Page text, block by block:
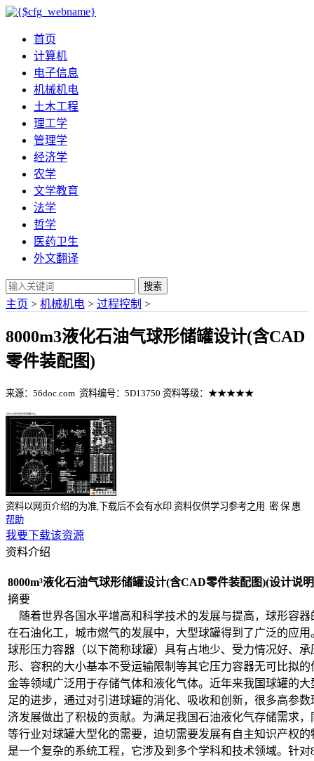
首页
计算机
电子信息
机械机电
土木工程
理工学
管理学
经济学
农学
文学教育
法学
哲学
医药卫生
外文翻译
搜索
主页 > 机械机电 > 过程控制 >
8000m3液化石油气球形储罐设计(含CAD
零件装配图)
来源：56doc.com 资料编号：5D13750 资料等级：★★★★★
资料以网页介绍的为准,下载后不会有水印.资料仅供学习参考之用. 密 保 惠
帮助
我要下载该资源
资料介绍
8000m³液化石油气球形储罐设计(含CAD零件装配图)(设计说
摘要
随着世界各国水平增高和科学技术的发展与提高，球形容
在石油化工，城市燃气的发展中，大型球罐得到了广泛的应用
球形压力容器（以下简称球罐）具有占地少、受力情况好、
形、容积的大小基本不受运输限制等其它压力容器无可比拟
金等领域广泛用于存储气体和液化气体。近年来我国球罐的
足的进步，通过对引进球罐的消化、吸收和创新，很多高参
济发展做出了积极的贡献。为满足我国石油液化气存储需求
等行业对球罐大型化的需要，迫切需要发展有自主知识产权
是一个复杂的系统工程，它涉及到多个学科和技术领域。针